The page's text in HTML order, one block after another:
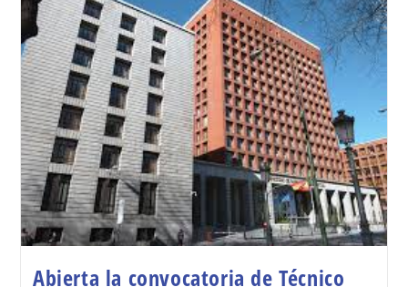
Abierta la convocatoria de Técnico